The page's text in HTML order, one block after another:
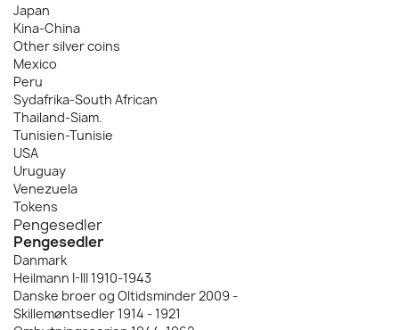
Japan
Kina-China
Other silver coins
Mexico
Peru
Sydafrika-South African
Thailand-Siam.
Tunisien-Tunisie
USA
Uruguay
Venezuela
Tokens
Pengesedler
Pengesedler
Danmark
Heilmann I-III 1910-1943
Danske broer og Oltidsminder 2009 -
Skillemøntsedler 1914 - 1921